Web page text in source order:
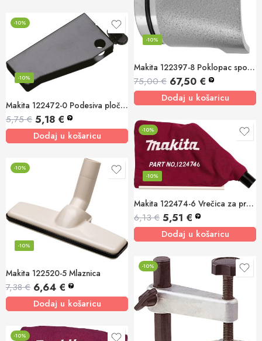
Makita 122397-8 Poklopac spojnice – aluminij 70-6
-10%
75,00€ 67,50 € ?
Dodaj u košaricu
-10%
Makita 122472-0 Podesiva pločica
-10%
5,75€ 5,18 € ?
Dodaj u košaricu -10%
Makita 122474-6 Vrečica za prašinu (tkanina)
-10%
6,13€ 5,51 € ?
Dodaj u košaricu
-10%
Makita 122520-5 Mlaznica
-10%
7,38€ 6,64 € ?
Dodaj u košaricu
-10%
-10%